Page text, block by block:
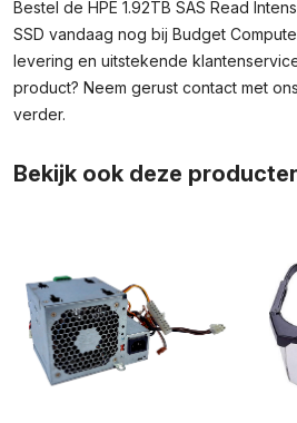
Bestel de HPE 1.92TB SAS Read
SSD vandaag nog bij Budget
levering en uitstekende
product? Neem gerust contact met
verder.
Bekijk ook deze